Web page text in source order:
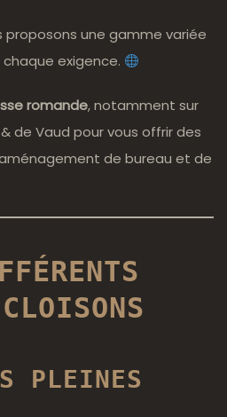
proposons une gamme variée
exigence.
romande, notamment sur
de Vaud pour vous offrir des
de bureau et de
PLEINES